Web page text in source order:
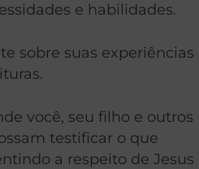
e habilidades.
sobre suas experiências
você, seu filho e outros
testificar o que
a respeito de Jesus